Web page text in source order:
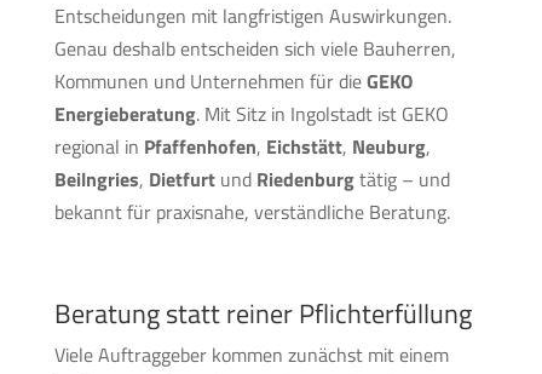
Entscheidungen mit langfristigen Auswirkungen.
Genau deshalb entscheiden sich viele Bauherren,
Kommunen und Unternehmen für dieGEKO
Energieberatung. Mit Sitz in Ingolstadt ist GEKO
regional in Pfaffenhofen, Eichstätt, Neuburg,
Beilngries, DietfurtundRiedenburgtätig – und
bekannt für praxisnahe, verständliche Beratung.
Beratung statt reiner Pflichterfüllung
Viele Auftraggeber kommen zunächst mit einem